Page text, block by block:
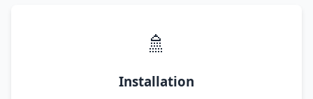
🚿
Installation